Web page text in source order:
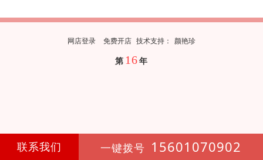
网店登录 免费开店 技术支持 ： 颜艳珍
第 16年
联系我们 一键拨号 15601070902